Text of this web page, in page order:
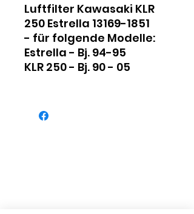
Luftfilter Kawasaki KLR
250 Estrella 13169-1851
- für folgende Modelle:
Estrella - Bj. 94-95
KLR 250 - Bj. 90 - 05